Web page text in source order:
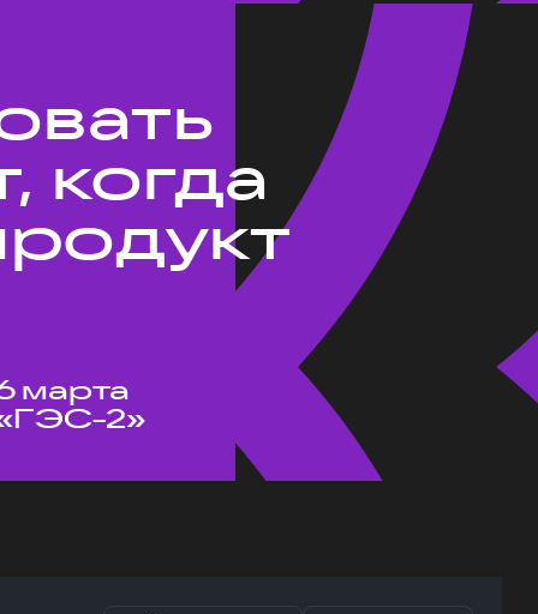
когда
марта
2»